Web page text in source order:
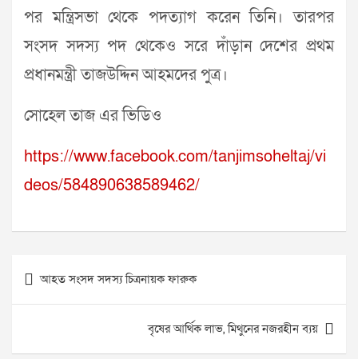
পর মন্ত্রিসভা থেকে পদত্যাগ করেন তিনি। তারপর
সংসদ সদস্য পদ থেকেও সরে দাঁড়ান দেশের প্রথম
প্রধানমন্ত্রী তাজউদ্দিন আহমদের পুত্র।
সোহেল তাজ এর ভিডিও
https://www.facebook.com/tanjimsoheltaj/vi
deos/584890638589462/
Post
navigation
আহত সংসদ সদস্য চিত্রনায়ক ফারুক
বৃষের আর্থিক লাভ, মিথুনের নজরহীন ব্যয়